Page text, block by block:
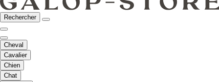
Rechercher
Cheval
Cavalier
Chien
Chat